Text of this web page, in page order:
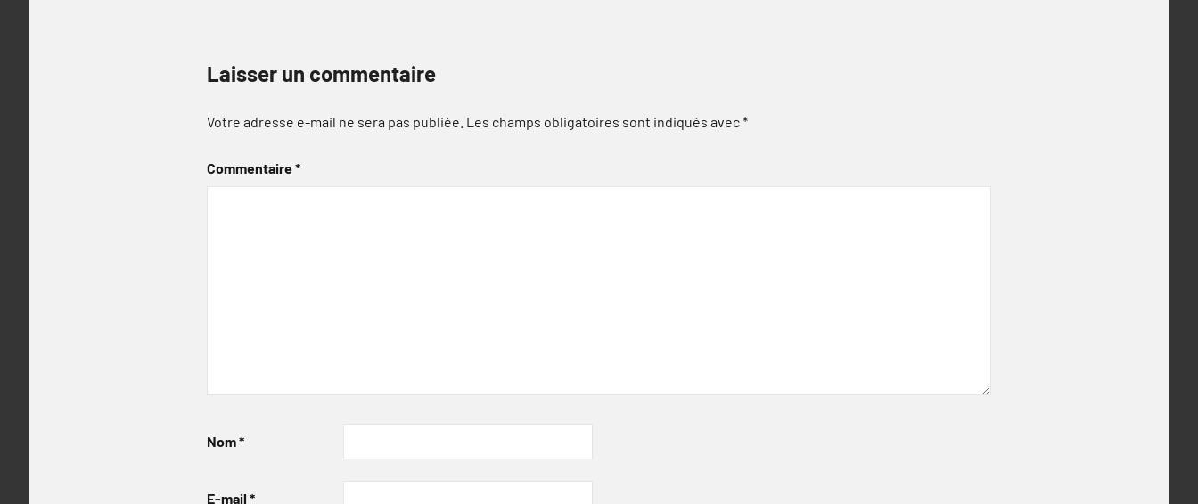
Laisser un commentaire
Votre adresse e-mail ne sera pas publiée. Les champs obligatoires sont indiqués avec*
Commentaire*
Nom*
E-mail *